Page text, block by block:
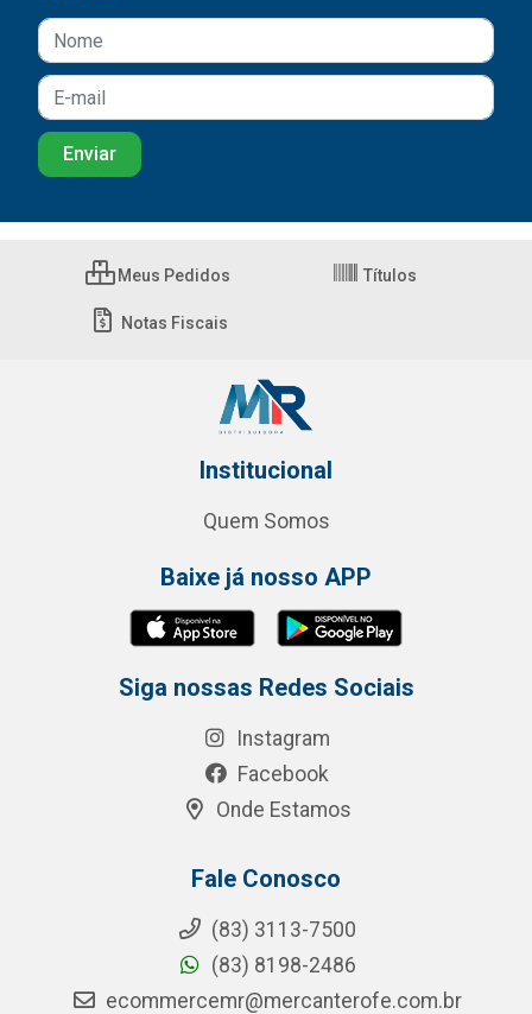
Meus Pedidos Títulos
Notas Fiscais
Institucional
Quem Somos
Baixe já nosso APP
Siga nossas Redes Sociais
Instagram
Facebook
Onde Estamos
Fale Conosco
(83) 3113-7500
(83) 8198-2486
ecommercemr@mercanterofe.com.br